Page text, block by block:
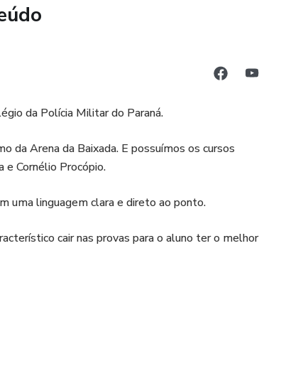
da Polícia Militar do Paraná.
da Arena da Baixada. E possuímos os cursos
e Cornélio Procópio.
uma linguagem clara e direto ao ponto.
cair nas provas para o aluno ter o melhor